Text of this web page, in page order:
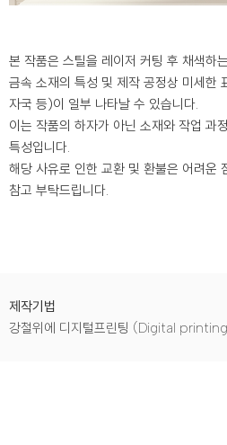
본 작품은 스틸을 레이저 커팅 후 채색하
금속 소재의 특성 및 제작 공정상 미세한
자국 등)이 일부 나타날 수 있습니다.
이는 작품의 하자가 아닌 소재와 작업 과
특성입니다.
해당 사유로 인한 교환 및 환불은 어려운
참고 부탁드립니다.
제작기법
강철위에 디지털프린팅 (Digital